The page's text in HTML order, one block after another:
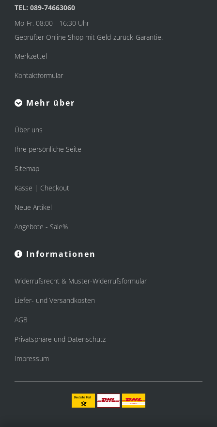
TEL: 089-74663060
Mo-Fr, 08:00 - 16:30 Uhr
Geprüfter Online Shop mit Geld-zurück-Garantie.
Merkzettel
Kontaktformular
Mehr über
Über uns
Ihre persönliche Seite
Sitemap
Kasse | Checkout
Neue Artikel
Angebote - Sale%
Informationen
Widerrufsrecht & Muster-Widerrufsformular
Liefer- und Versandkosten
AGB
Privatsphäre und Datenschutz
Impressum